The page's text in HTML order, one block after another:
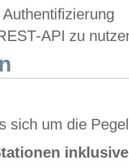
API zu
sich um die